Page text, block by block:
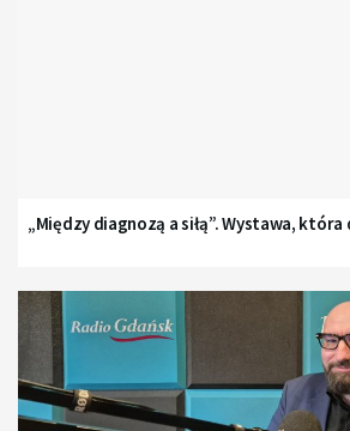
„Między diagnozą a siłą”. Wystawa,